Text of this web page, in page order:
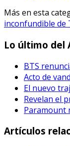
Más en esta
inconfundible de
Lo último del
BTS
Acto de
El nuevo
Revelan el
Paramount
Artículos